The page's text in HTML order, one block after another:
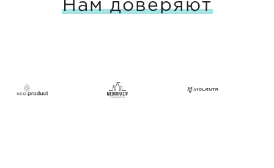
Нам доверяют